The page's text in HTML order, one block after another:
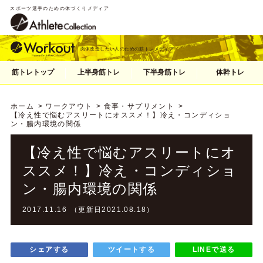
スポーツ選手のための体づくりメディア
肉体改造したい人のための筋トレメディア
筋トレトップ 上半身筋トレ 下半身筋トレ 体幹トレ
ホーム ワークアウト
食事・サプリメント
【冷え性で悩むアスリートにオススメ！】冷え・コンディショ
ン・腸内環境の関係
【冷え性で悩むアスリートにオ
ススメ！】冷え・コンディショ
ン・腸内環境の関係
2017.11.16 （更新日2021.08.18）
シェアする ツイートする LINEで送る